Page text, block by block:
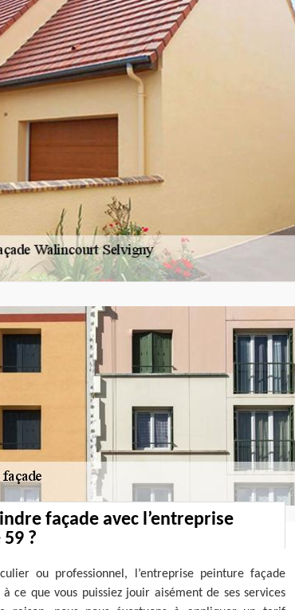
façade avec l’entreprise
?
ou professionnel, l’entreprise peinture façade
ce que vous puissiez jouir aisément de ses services